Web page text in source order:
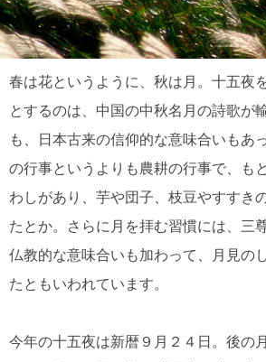
春は花というように、秋は月。十五夜
とするのは、中国の中秋名月の詩歌が
も、日本古来の信仰的な意味合いもあ
の行事というよりも農耕の行事で、も
わしがあり、芋や団子、枝豆やすすき
たとか。さらに月を拝む習慣には、三
仏教的な意味合いも加わって、月見の
たともいわれています。
今年の十五夜は新暦９月２４日。後の